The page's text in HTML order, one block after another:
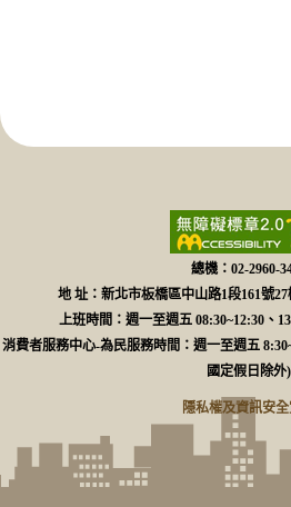
總機：02-2960-
地 址：新北市板橋區中山路1段161號
上班時間：週一至週五 08:30~12:30、
消費者服務中心-為民服務時間：週一至週五
國定假日除外)
隱私權及資訊安